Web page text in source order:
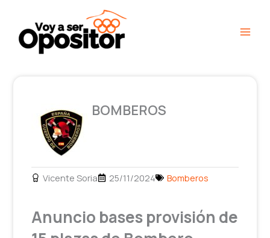
contenido
BOMBEROS
Vicente Soria 25/11/2024 Bomberos
Anuncio bases provisión de